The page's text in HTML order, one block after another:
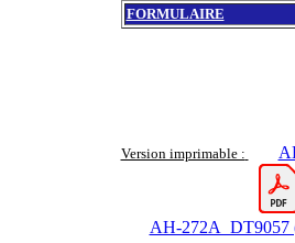
FORMULAIRE
Version imprimable :
AH-272A_DT9057